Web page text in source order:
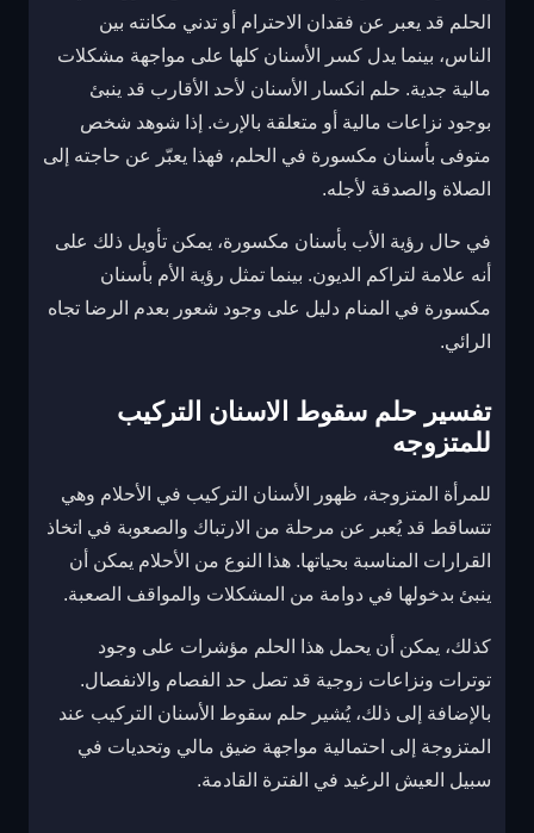
الحلم قد يعبر عن فقدان الاحترام أو تدني مكانته بين
الناس، بينما يدل كسر الأسنان كلها على مواجهة مشكلات
مالية جدية. حلم انكسار الأسنان لأحد الأقارب قد ينبئ
بوجود نزاعات مالية أو متعلقة بالإرث. إذا شوهد شخص
متوفى بأسنان مكسورة في الحلم، فهذا يعبّر عن حاجته إلى
الصلاة والصدقة لأجله.
في حال رؤية الأب بأسنان مكسورة، يمكن تأويل ذلك على
أنه علامة لتراكم الديون. بينما تمثل رؤية الأم بأسنان
مكسورة في المنام دليل على وجود شعور بعدم الرضا تجاه
الرائي.
تفسير حلم سقوط الاسنان التركيب
للمتزوجه
للمرأة المتزوجة، ظهور الأسنان التركيب في الأحلام وهي
تتساقط قد يُعبر عن مرحلة من الارتباك والصعوبة في اتخاذ
القرارات المناسبة بحياتها. هذا النوع من الأحلام يمكن أن
ينبئ بدخولها في دوامة من المشكلات والمواقف الصعبة.
كذلك، يمكن أن يحمل هذا الحلم مؤشرات على وجود
توترات ونزاعات زوجية قد تصل حد الفصام والانفصال.
بالإضافة إلى ذلك، يُشير حلم سقوط الأسنان التركيب عند
المتزوجة إلى احتمالية مواجهة ضيق مالي وتحديات في
سبيل العيش الرغيد في الفترة القادمة.